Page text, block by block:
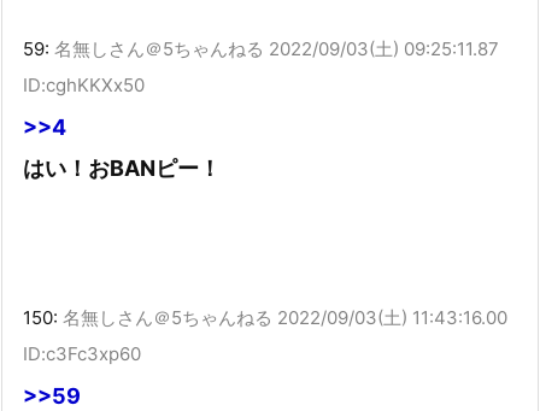
59: 名無しさん＠5ちゃんねる 2022/09/03(土) 09:25:11.87
ID:cghKKXx50
>>4
はい！おBANピー！
150: 名無しさん＠5ちゃんねる 2022/09/03(土) 11:43:16.00
ID:c3Fc3xp60
>>59